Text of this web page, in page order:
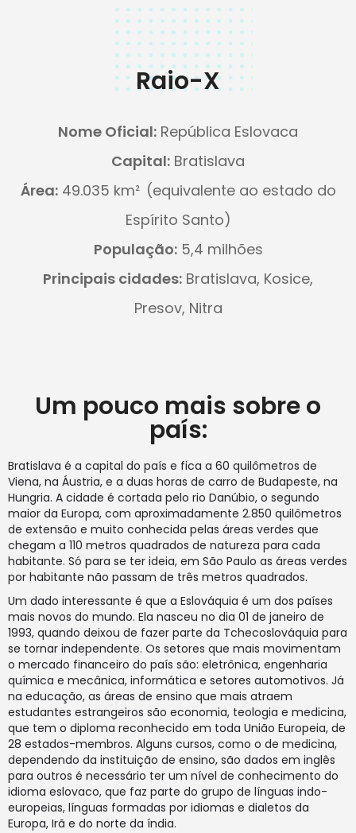
Raio-X
Nome Oficial: República Eslovaca
Capital: Bratislava
Área:49.035 km² (equivalente ao estado do
Espírito Santo)
População:5,4 milhões
Principais cidades: Bratislava, Kosice,
Presov, Nitra
Um pouco mais sobre o
país:
Bratislava é a capital do país e fica a 60 quilômetros de
Viena, na Áustria, e a duas horas de carro de Budapeste, na
Hungria. A cidade é cortada pelo rio Danúbio, o segundo
maior da Europa, com aproximadamente 2.850 quilômetros
de extensão e muito conhecida pelas áreas verdes que
chegam a 110 metros quadrados de natureza para cada
habitante. Só para se ter ideia, em São Paulo as áreas verdes
por habitante não passam de três metros quadrados.
Um dado interessante é que a Eslováquia é um dos países
mais novos do mundo. Ela nasceu no dia 01 de janeiro de
1993, quando deixou de fazer parte da Tchecoslováquia para
se tornar independente. Os setores que mais movimentam
o mercado financeiro do país são: eletrônica, engenharia
química e mecânica, informática e setores automotivos. Já
na educação, as áreas de ensino que mais atraem
estudantes estrangeiros são economia, teologia e medicina,
que tem o diploma reconhecido em toda União Europeia, de
28 estados-membros. Alguns cursos, como o de medicina,
dependendo da instituição de ensino, são dados em inglês
para outros é necessário ter um nível de conhecimento do
idioma eslovaco, que faz parte do grupo de línguas indo-
europeias, línguas formadas por idiomas e dialetos da
Europa, Irã e do norte da índia.